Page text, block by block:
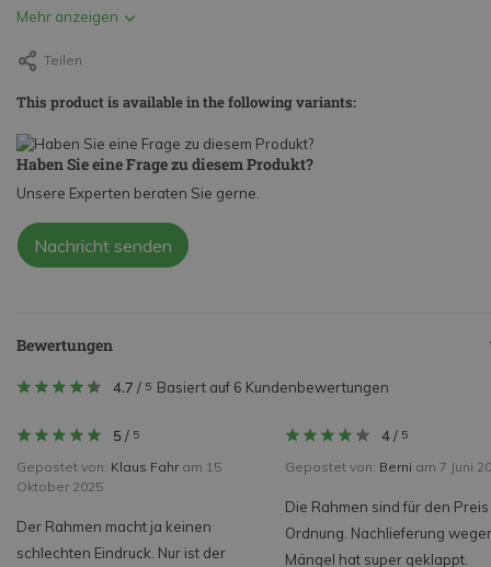
Mehr anzeigen
Teilen
This product is available in the following variants:
Haben Sie eine Frage zu diesem Produkt?
Unsere Experten beraten Sie gerne.
Nachricht senden
Bewertungen
4.7 / 5 Basiert auf 6 Kundenbewertungen
5/ 5
Gepostet von: Klaus Fahram 15
Oktober 2025
Der Rahmen macht ja keinen
schlechten Eindruck. Nur ist der
4/ 5
Gepostet von: Berni am 7 Juni
Die Rahmen sind für den
Ordnung. Nachlieferung
Mängel hat super geklappt.